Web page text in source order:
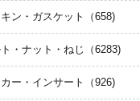
ン・ガスケット （658)
・ナット・ねじ （6283)
ー・インサート （926)